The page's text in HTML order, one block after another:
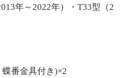
年～2022年）・T33型（2
番金具付き)×2